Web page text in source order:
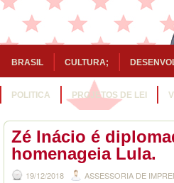
BRASIL CULTURA;
POLITICA PROJETOS DE LEI
Zé Inácio é
homenageia Lula.
19/12/2018 ASSESSORIA DE